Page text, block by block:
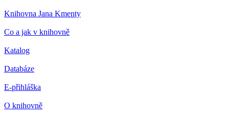
Knihovna Jana Kmenty
Co a jak v knihovně
Katalog
Databáze
E-přihláška
O knihovně